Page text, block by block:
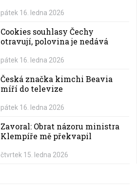
pátek 16. ledna 2026
Cookies souhlasy Čechy
otravují, polovina je nedává
pátek 16. ledna 2026
Česká značka kimchi Beavia
míří do televize
pátek 16. ledna 2026
Zavoral: Obrat názoru ministra
Klempíře mě překvapil
čtvrtek 15. ledna 2026